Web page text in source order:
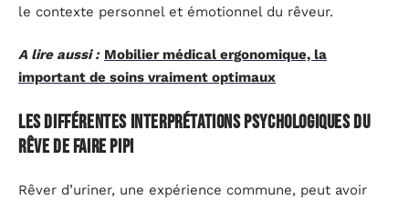
le contexte personnel et émotionnel du rêveur.
A lire aussi : Mobilier médical ergonomique, la
important de soins vraiment optimaux
Les différentes interprétations psychologiques du
rêve de faire pipi
Rêver d’uriner, une expérience commune, peut avoir